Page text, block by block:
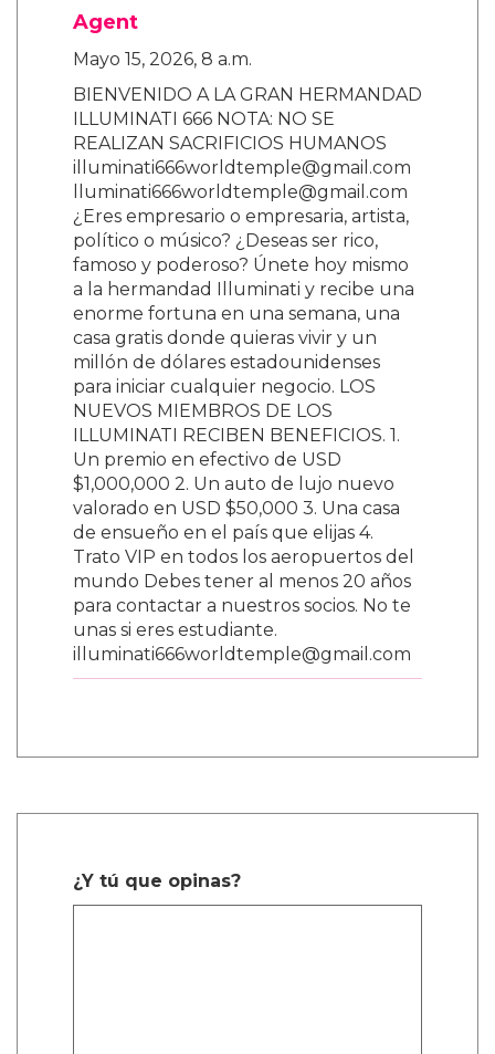
Agent
Mayo 15, 2026, 8 a.m.
BIENVENIDO A LA GRAN HERMANDAD
ILLUMINATI 666 NOTA: NO SE
REALIZAN SACRIFICIOS HUMANOS
illuminati666worldtemple@gmail.com
lluminati666worldtemple@gmail.com
¿Eres empresario o empresaria, artista,
político o músico? ¿Deseas ser rico,
famoso y poderoso? Únete hoy mismo
a la hermandad Illuminati y recibe una
enorme fortuna en una semana, una
casa gratis donde quieras vivir y un
millón de dólares estadounidenses
para iniciar cualquier negocio. LOS
NUEVOS MIEMBROS DE LOS
ILLUMINATI RECIBEN BENEFICIOS. 1.
Un premio en efectivo de USD
$1,000,000 2. Un auto de lujo nuevo
valorado en USD $50,000 3. Una casa
de ensueño en el país que elijas 4.
Trato VIP en todos los aeropuertos del
mundo Debes tener al menos 20 años
para contactar a nuestros socios. No te
unas si eres estudiante.
illuminati666worldtemple@gmail.com
¿Y tú que opinas?